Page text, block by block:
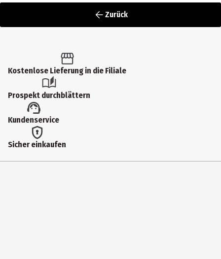
Zurück
Kostenlose Lieferung in die Filiale
Prospekt durchblättern
Kundenservice
Sicher einkaufen